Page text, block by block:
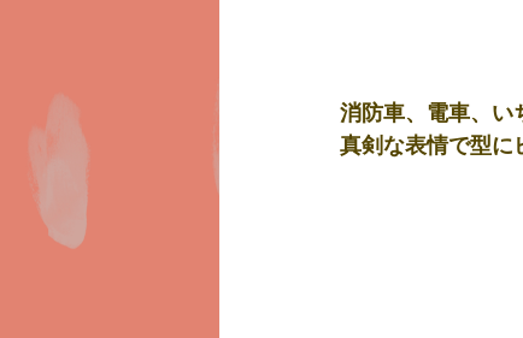
消防車、電車、い
真剣な表情で型に